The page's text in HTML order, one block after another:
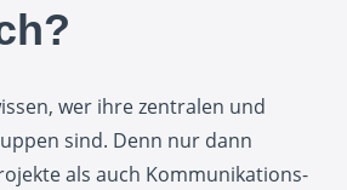
wer ihre zentralen und
sind. Denn nur dann
als auch Kommunikations-